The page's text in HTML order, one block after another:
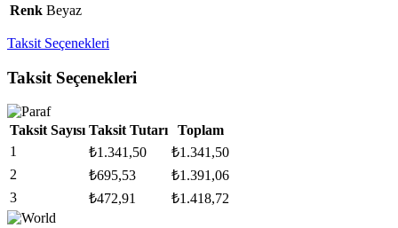
Renk Beyaz
Taksit Seçenekleri
Taksit Seçenekleri
Taksit Sayısı Taksit Tutarı
Toplam
1
₺1.341,50 ₺1.341,50
2
₺695,53 ₺1.391,06
3
₺472,91 ₺1.418,72